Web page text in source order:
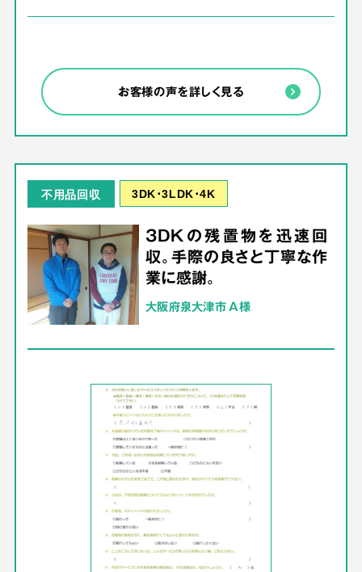
お客様の声を詳しく見る
不用品回収 3DK･3LDK･4K
3DKの残置物を迅速回
収。手際の良さと丁寧な作
業に感謝。
大阪府泉大津市 A様